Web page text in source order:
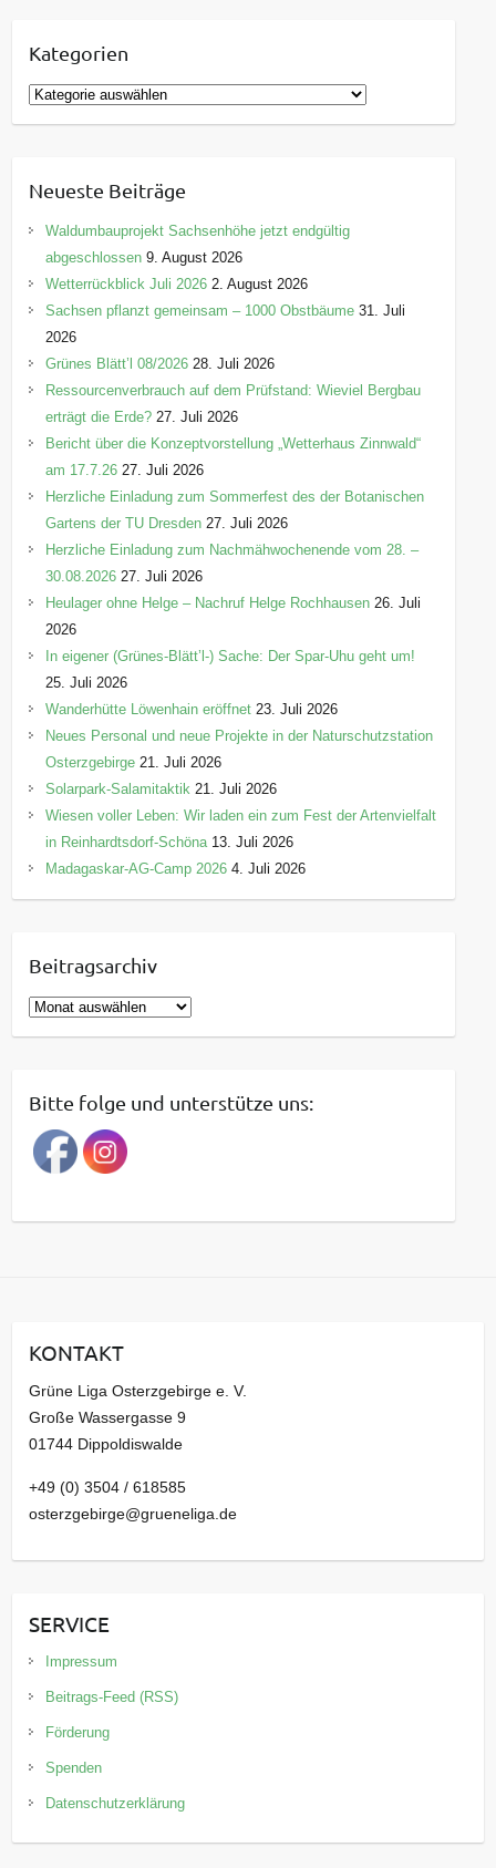
Kategorien
K
a
g
o
i
e
Neueste Beiträge
Waldumbauprojekt Sachsenhöhe jetzt endgültig
abgeschlossen 9. August 2026
Wetterrückblick Juli 2026 2. August 2026
Sachsen pflanzt gemeinsam – 1000 Obstbäume 31. Juli
2026
Grünes Blätt’l 08/2026 28. Juli 2026
Ressourcenverbrauch auf dem Prüfstand: Wieviel Bergbau
erträgt die Erde? 27. Juli 2026
Bericht über die Konzeptvorstellung „Wetterhaus Zinnwald“
am 17.7.26 27. Juli 2026
Herzliche Einladung zum Sommerfest des der Botanischen
Gartens der TU Dresden 27. Juli 2026
Herzliche Einladung zum Nachmähwochenende vom 28. –
30.08.2026 27. Juli 2026
Heulager ohne Helge – Nachruf Helge Rochhausen 26. Juli
2026
In eigener (Grünes-Blätt’l-) Sache: Der Spar-Uhu geht um!
25. Juli 2026
Wanderhütte Löwenhain eröffnet 23. Juli 2026
Neues Personal und neue Projekte in der Naturschutzstation
Osterzgebirge 21. Juli 2026
Solarpark-Salamitaktik 21. Juli 2026
Wiesen voller Leben: Wir laden ein zum Fest der Artenvielfalt
in Reinhardtsdorf-Schöna 13. Juli 2026
Madagaskar-AG-Camp 2026 4. Juli 2026
Beitragsarchiv
B
e
r
a
g
a
v
Bitte folge und unterstütze uns:
KONTAKT
Grüne Liga Osterzgebirge e. V.
Große Wassergasse 9
01744 Dippoldiswalde
+49 (0) 3504 / 618585
osterzgebirge@grueneliga.de
SERVICE
Impressum
Beitrags-Feed (RSS)
Förderung
Spenden
Datenschutzerklärung